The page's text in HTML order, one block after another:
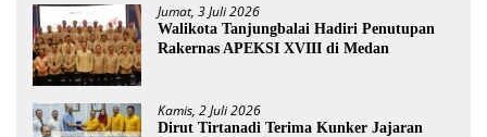
Jumat, 3 Juli 2026
Walikota Tanjungbalai Hadiri Penutupan
Rakernas APEKSI XVIII di Medan
Kamis, 2 Juli 2026
Dirut Tirtanadi Terima Kunker Jajaran